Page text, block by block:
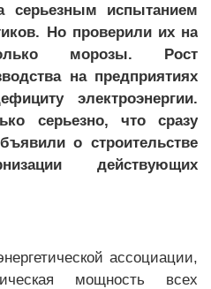
серьезным испытанием
Но проверили их на
морозы. Рост
на предприятиях
электроэнергии.
серьезно, что сразу
о строительстве
действующих
ассоциации,
мощность всех